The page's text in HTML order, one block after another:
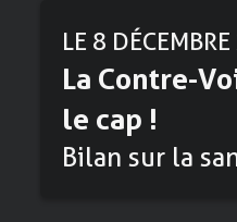
LE 8
La Contre-
le cap !
Bilan sur la